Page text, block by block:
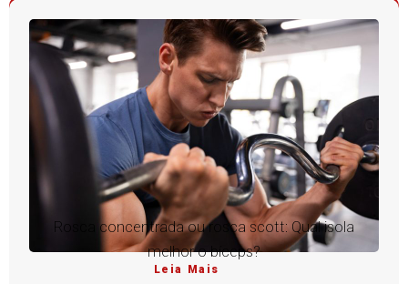
Rosca concentrada ou rosca scott: Qual isola
melhor o bíceps?
Leia Mais